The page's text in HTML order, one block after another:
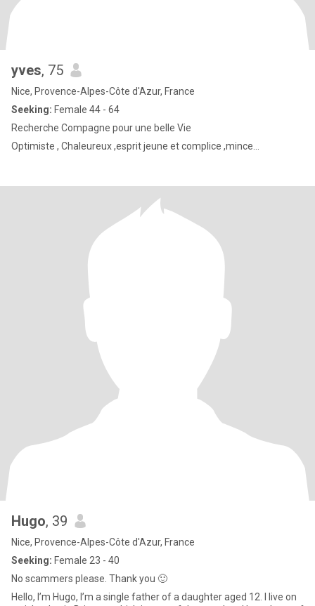
yves, 75
Nice, Provence-Alpes-Côte d'Azur, France
Seeking: Female 44 - 64
Recherche Compagne pour une belle Vie
Optimiste , Chaleureux ,esprit jeune et complice ,mince...
Hugo, 39
Nice, Provence-Alpes-Côte d'Azur, France
Seeking: Female 23 - 40
No scammers please. Thank you 🙂
Hello, I’m Hugo, I’m a single father of a daughter aged 12. I live on